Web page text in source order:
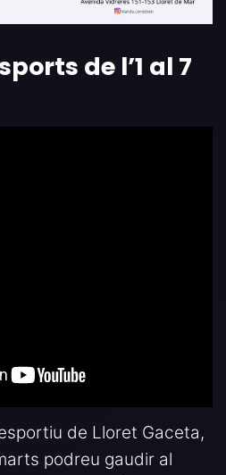
de l’1 al 7
de Lloret Gaceta,
podreu gaudir al